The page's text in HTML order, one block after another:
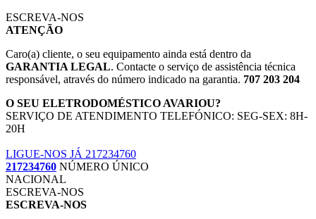
ESCREVA-NOS
ATENÇÃO
Caro(a) cliente, o seu equipamento ainda está dentro da
GARANTIA LEGAL. Contacte o serviço de assistência técnica
responsável, através do número indicado na garantia. 707 203 204
O SEU ELETRODOMÉSTICO AVARIOU?
SERVIÇO DE ATENDIMENTO TELEFÓNICO: SEG-SEX: 8H-
20H
LIGUE-NOS JÁ 217234760
217234760 NÚMERO ÚNICO
NACIONAL
ESCREVA-NOS
ESCREVA-NOS